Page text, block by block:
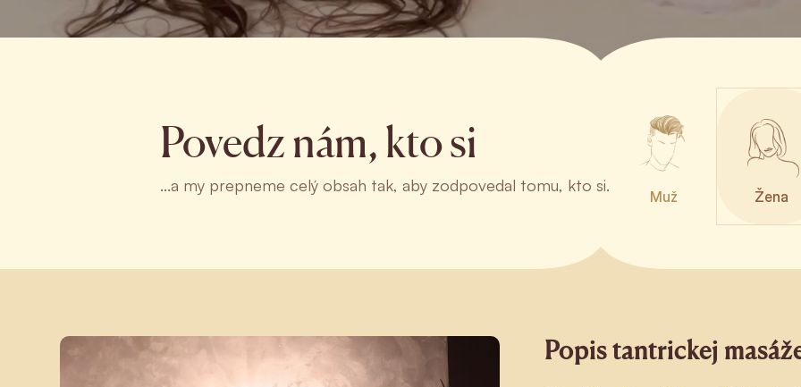
Povedz nám, kto si
...a my prepneme celý obsah tak, aby zodpovedal tomu, kto si.
Muž Žena
Popis tantrickej